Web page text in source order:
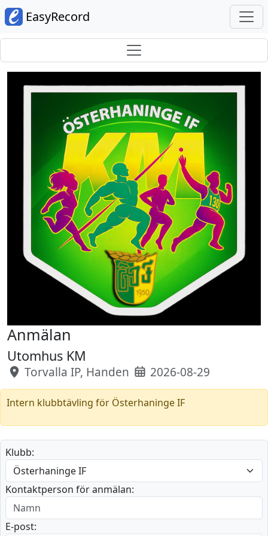
EasyRecord
Anmälan
Utomhus KM
Torvalla IP, Handen 2026-08-29
Intern klubbtävling för Österhaninge IF
Klubb:
Kontaktperson för anmälan:
E-post: